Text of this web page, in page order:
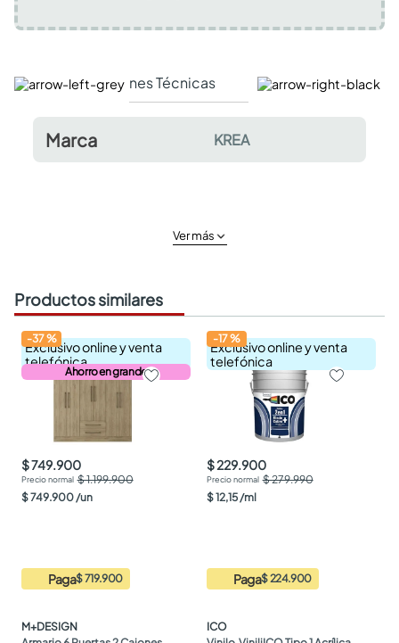
Especificaciones Técnicas Comentarios y
Marca KREA
Ver más
Productos similares
Exclusivo online y venta
telefónica
Ahorro en grande
-37%
$ 749.900
$ 1.199.900
$749.900 /un
Paga$ 719.900
M+DESIGN
Exclusivo online y venta
telefónica
-17%
$ 229.900
$ 279.990
$12,15 /ml
Paga$ 224.900
ICO